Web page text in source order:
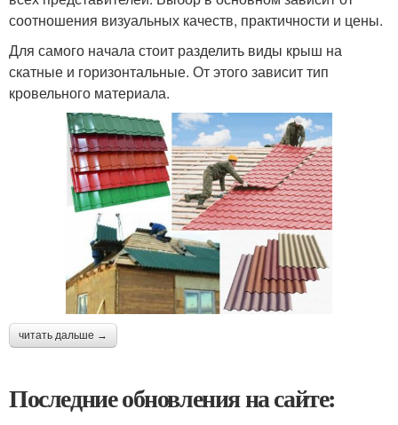
соотношения визуальных качеств, практичности и цены.
Для самого начала стоит разделить виды крыш на
скатные и горизонтальные. От этого зависит тип
кровельного материала.
читать дальше →
Последние обновления на сайте: